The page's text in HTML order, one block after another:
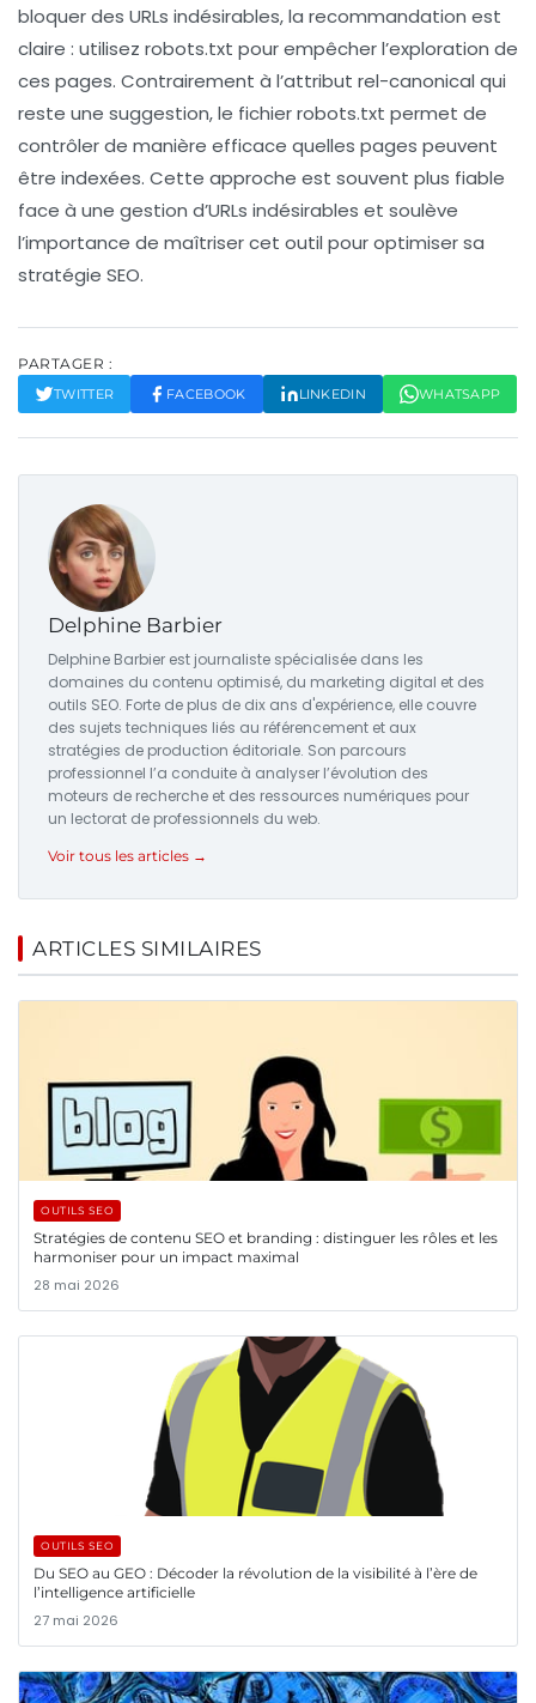
bloquer des URLs indésirables, la recommandation est
claire : utilisez robots.txt pour empêcher l’exploration de
ces pages. Contrairement à l’attribut rel-canonical qui
reste une suggestion, le fichierrobots.txt permet de
contrôler de manière efficace quelles pages peuvent
être indexées. Cette approche est souvent plus fiable
face à une gestion d’URLs indésirables et soulève
l’importance de maîtriser cet outil pour optimiser sa
stratégie SEO.
PARTAGER :
TWITTER FACEBOOK LINKEDIN WHATSAPP
Delphine Barbier
Delphine Barbier est journaliste spécialisée dans les
domaines du contenu optimisé, du marketing digital et des
outils SEO. Forte de plus de dix ans d'expérience, elle couvre
des sujets techniques liés au référencement et aux
stratégies de production éditoriale. Son parcours
professionnel l’a conduite à analyser l’évolution des
moteurs de recherche et des ressources numériques pour
un lectorat de professionnels du web.
Voir tous les articles →
ARTICLES SIMILAIRES
OUTILS SEO
Stratégies de contenu SEO et branding : distinguer les rôles et les
harmoniser pour un impact maximal
28 mai 2026
OUTILS SEO
Du SEO au GEO : Décoder la révolution de la visibilité à l’ère de
l’intelligence artificielle
27 mai 2026